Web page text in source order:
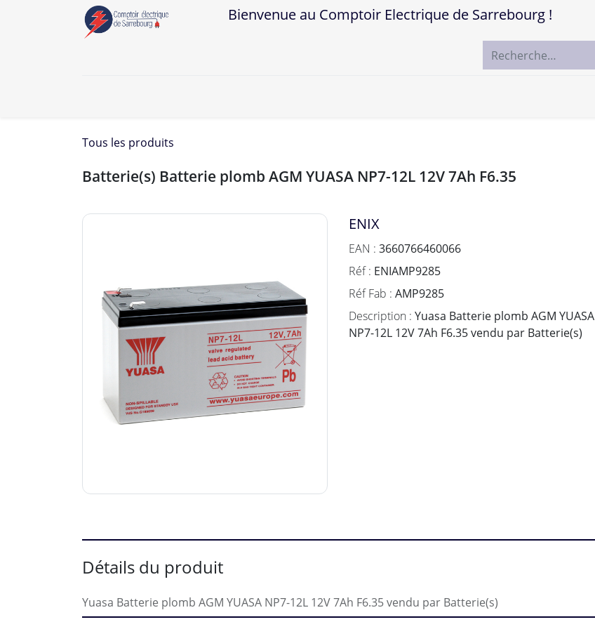
Bienvenue au Comptoir Electrique de Sarrebourg !
Tous les produits
Batterie(s) Batterie plomb AGM YUASA NP7-12L 12V 7Ah F6.35
ENIX
EAN : 3660766460066
Réf : ENIAMP9285
Réf Fab : AMP9285
Description : Yuasa Batterie plomb AGM YUASA
NP7-12L 12V 7Ah F6.35 vendu par Batterie(s)
Détails du produit
Yuasa Batterie plomb AGM YUASA NP7-12L 12V 7Ah F6.35 vendu par Batterie(s)